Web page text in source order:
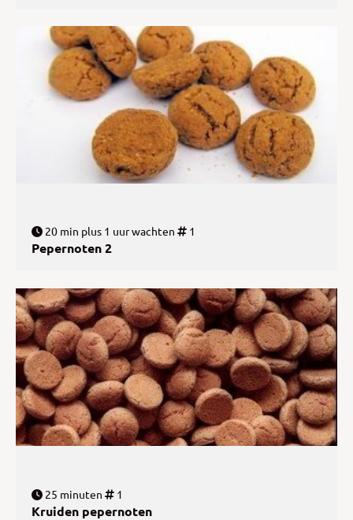
20 min plus 1 uur wachten 1
Pepernoten 2
25 minuten 1
Kruiden pepernoten